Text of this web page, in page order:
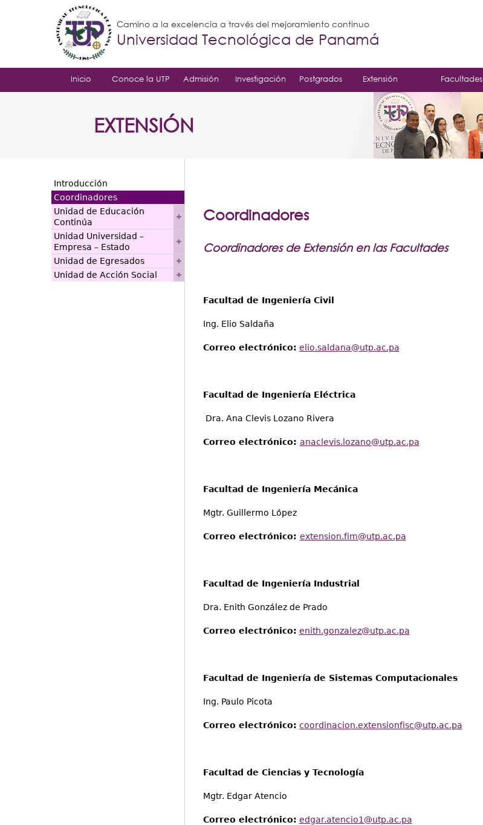
Camino a la excelencia a través del mejoramiento continuo
Universidad Tecnológica de Panamá
Inicio Conoce la UTP Admisión Investigación Postgrados Extensión Facultades
EXTENSIÓN
Coordinadores
Coordinadores de Extensión en las Facultades
Facultad de Ingeniería Civil
Ing. Elio Saldaña
Correo electrónico: elio.saldana@utp.ac.pa
Facultad de Ingeniería Eléctrica
Dra. Ana Clevis Lozano Rivera
Correo electrónico: anaclevis.lozano@utp.ac.pa
Facultad de Ingeniería Mecánica
Mgtr. Guillermo López
Correo electrónico: extension.fim@utp.ac.pa
Facultad de Ingeniería Industrial
Dra. Enith González de Prado
Correo electrónico: enith.gonzalez@utp.ac.pa
Facultad de Ingeniería de Sistemas Computacionales
Ing. Paulo Picota
Correo electrónico: coordinacion.extensionfisc@utp.ac.pa
Facultad de Ciencias y Tecnología
Mgtr. Edgar Atencio
Correo electrónico: edgar.atencio1@utp.ac.pa
Introducción
Coordinadores
Unidad de Educación
Continúa
Unidad Universidad –
Empresa – Estado
Unidad de Egresados
Unidad de Acción Social